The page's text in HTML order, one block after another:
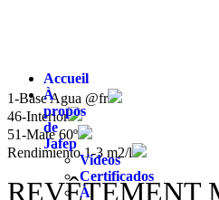
Accueil
À
propos
de
Jafep
Videos
Certificados
À
1-Base Agua @fr
46-Interior
51-Mate 60º
Rendimiento 1-3 m2/l
REVÊTEMENT